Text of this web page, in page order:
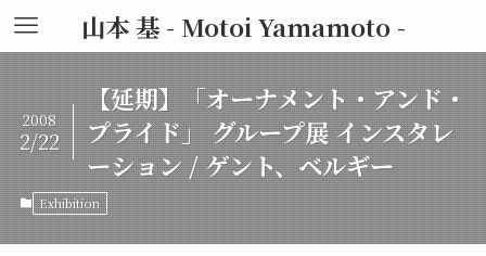
山本 基 - Motoi Yamamoto -
【延期】「オーナメント・アンド・
プライド」 グループ展 インスタレ
ーション / ゲント、ベルギー
2008
2/22
Exhibition